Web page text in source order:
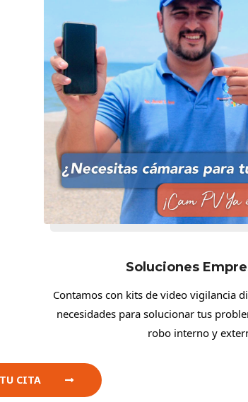
CITA
Soluciones
Contamos con kits de video vigilancia
necesidades para solucionar tus
robo interno y